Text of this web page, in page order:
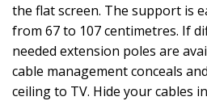
the flat screen. The support is
from 67 to 107 centimetres. If
needed extension poles are
cable management conceals
ceiling to TV. Hide your cables